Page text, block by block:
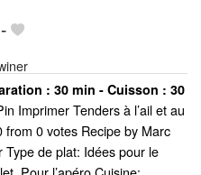
-
: 30 min - Cuisson : 30
Imprimer Tenders à l’ail et au
from 0 votes Recipe by Marc
Type de plat: Idées pour le